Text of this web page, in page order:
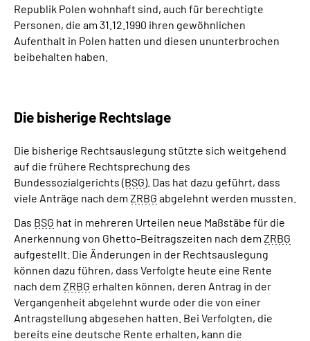
Mein Kundenportal
Republik Polen wohnhaft sind, auch für berechtigte
Personen, die am 31.12.1990 ihren gewöhnlichen
Aufenthalt in Polen hatten und diesen ununterbrochen
beibehalten haben.
Die bisherige Rechtslage
Die bisherige Rechtsauslegung stützte sich weitgehend
auf die frühere Rechtsprechung des
Bundessozialgerichts (BSG). Das hat dazu geführt, dass
viele Anträge nach dem ZRBG abgelehnt werden mussten.
Das BSG hat in mehreren Urteilen neue Maßstäbe für die
Anerkennung von Ghetto-Beitragszeiten nach dem ZRBG
aufgestellt. Die Änderungen in der Rechtsauslegung
können dazu führen, dass Verfolgte heute eine Rente
nach dem ZRBG erhalten können, deren Antrag in der
Vergangenheit abgelehnt wurde oder die von einer
Antragstellung abgesehen hatten. Bei Verfolgten, die
bereits eine deutsche Rente erhalten, kann die